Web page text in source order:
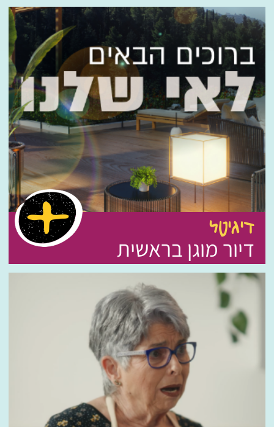
דיגיטל
דיור מוגן בראשית